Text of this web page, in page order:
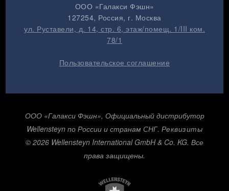
ООО «Галакси Фэшн»
127254, Россия, г. Москва
ул. Руставели, д. 14, стр. 6, этаж/помещ. 1/III ком.
78/1
Пользовательское соглашение
ООО «Галакси Фэшн», Официальный дистрибутор
Wellensteyn по России и странам СНГ. Реквизиты
© 2026 Wellensteyn International GmbH & Co. KG. Все
права защищены.